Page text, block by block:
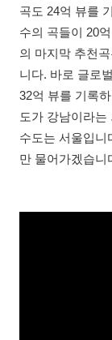
곡도 24억 뷰를
수의 곡들이 20
의 마지막 추천
니다. 바로 글로
32억 뷰를 기록
도가 강남이라는
수도는 서울입니
만 물어가겠습니